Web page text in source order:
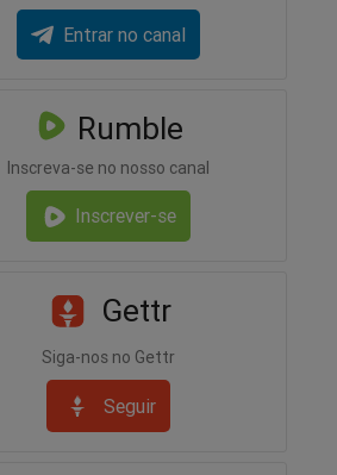
Entrar no canal
Rumble
Inscreva-se no nosso canal
Inscrever-se
Gettr
Siga-nos no Gettr
Seguir